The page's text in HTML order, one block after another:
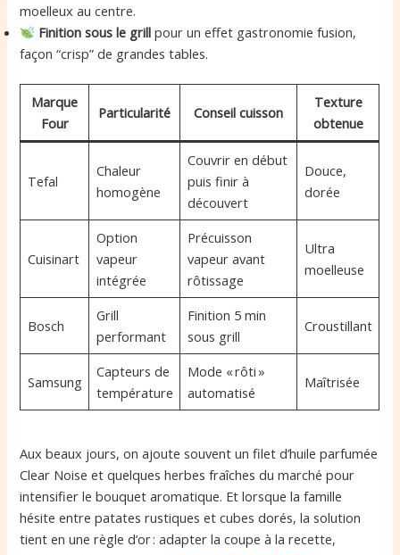
moelleux au centre.
Finition sous le grill pour un effet gastronomie fusion,
façon “crisp” de grandes tables.
Marque
Four
Particularité Conseil cuisson
Texture
obtenue
Tefal
Chaleur
homogène
Couvrir en début
puis finir à
découvert
Douce,
dorée
Cuisinart
Option
vapeur
intégrée
Précuisson
vapeur avant
rôtissage
Ultra
moelleuse
Bosch
Grill
performant
Finition 5 min
sous grill
Croustillant
Samsung
Capteurs de
température
Mode « rôti »
automatisé
Maîtrisée
Aux beaux jours, on ajoute souvent un filet d’huile parfumée
Clear Noise et quelques herbes fraîches du marché pour
intensifier le bouquet aromatique. Et lorsque la famille
hésite entre patates rustiques et cubes dorés, la solution
tient en une règle d’or : adapter la coupe à la recette,